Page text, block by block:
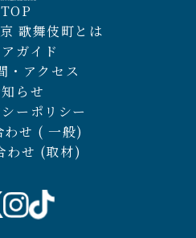
TOP
歌舞伎町とは
ガイド
・アクセス
らせ
ーポリシー
わせ ( 一般)
わせ (取材)